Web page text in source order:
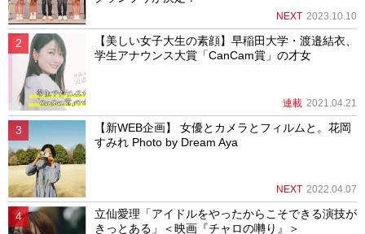
NEXT 2023.10.10
【美しい女子大生の素顔】早稲田大学・渡邉結衣、
学生アナウンス大賞「CanCam賞」の才女
連載 2021.04.21
【新WEB企画】 女優とカメラとフィルムと。花岡
すみれ Photo by Dream Aya
NEXT 2022.04.07
立仙愛理「アイドルをやったからこそできる演技が
きっとある」＜映画『チャロの囀り』＞